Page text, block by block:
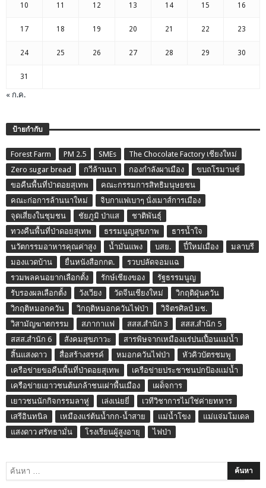
10 11 12 13 14 15 16
17 18 19 20 21 22 23
24 25 26 27 28 29 30
31
« ก.ค.
ป้ายกำกับ
Forest Farm PM 2.5 SMEs
The Chocolate Factory เชียงใหม่
Zero sugar bread
กวีล้านนา กองกำลังผาเมือง
ขบถโรมานซ์
ขอคืนพื้นที่ป่าดอยสุเทพ
คณะกรรมการสิทธิมนุษยชน
คณะก่อการล้านนาใหม่
จิบกาแฟเบาๆ นั่งเมาส์การเมือง
จุดเสี่ยงในชุมชน
ชัยภูมิ ป่าแส
ชาติพันธุ์
ทวงคืนพื้นที่ป่าดอยสุเทพ
ธรรมนูญสุขภาพ
ธารน้ำใจ
นวัตกรรมอาหารคุณค่าสูง
น้ำมันแพง บสย. ปี๋ใหม่เมือง
มลาบรี
มองแวดบ้าน
ยื่นหนังสือกกต.
รวบปลัดจอมแฉ
รวมพลคนอยากเลือกตั้ง
รักษ์เชียงของ
รัฐธรรมนูญ
รับรองผลเลือกตั้ง
วังเวียง วัดจีนเชียงใหม่
วิกฤติฝุ่นควัน
วิกฤติหมอกควัน
วิกฤติหมอกควันไฟป่า
วิจิตรศิลป์ มช.
วิสามัญฆาตกรรม
สภากาแฟ สสส.สำนัก 3
สสส.สำนัก 5
สสส.สำนัก 6
สังคมสุขภาวะ
สารพิษจากเหมืองแร่ปนเปื้อนแม่น้ำ
สิ้นแสงดาว
สื่อสร้างสรรค์ หมอกควันไฟป่า
หัวคิวบัตรชมพู
เครือข่ายขอคืนพื้นที่ป่าดอยสุเทพ
เครือข่ายประชาชนปกป้องแม่น้ำ
เครือข่ายเยาวชนต้นกล้าชนเผ่าพื้นเมือง
เผด็จการ
เยาวชนนักกิจกรรมลาหู่
เล่งเน่ยยี่
เวทีวิชาการไม่ใช่ค่ายทหาร
เสรีอินทนิล
เหมืองแร่ต้นน้ำกก-น้ำสาย แม่น้ำโขง
แม่แจ่มโมเดล
แสงดาว ศรัทธามั่น
โรงเรียนผู้สูงอายุ ไฟป่า